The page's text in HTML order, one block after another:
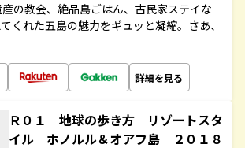
の教会、絶品島ごはん、古民家ステイな
くれた五島の魅力をギュッと凝縮。さあ、
詳細を見る
Ｒ０１ 地球の歩き方 リゾートスタ
イル ホノルル＆オアフ島 ２０１８